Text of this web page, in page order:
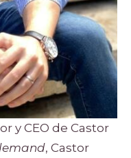
y CEO de Castor
, Castor